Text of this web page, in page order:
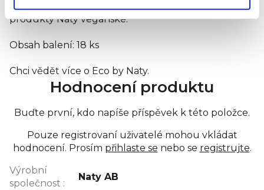
informací o této značce, která potvrzuje, že jsou
produkty Naty veganské.
Obsah balení: 18 ks
Chci vědět více o Eco by Naty.
Hodnocení produktu
Buďte první, kdo napíše příspěvek k této položce.
Pouze registrovaní uživatelé mohou vkládat
hodnocení. Prosím přihlaste se nebo se registrujte.
Výrobní
společnost :
Naty AB